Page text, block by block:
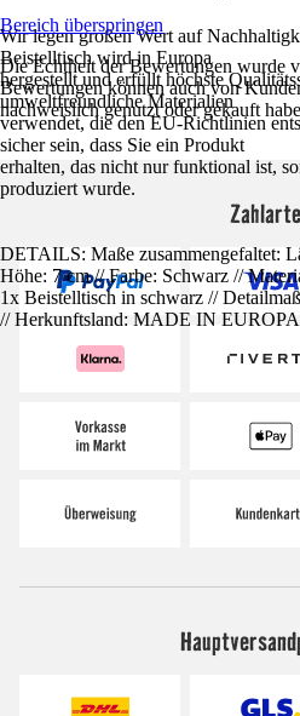
Wir legen großen Wert auf
Beistelltisch wird in Europa
hergestellt und erfüllt höchste
umweltfreundliche Materialien
verwendet, die den EU-Richtlinien
sicher sein, dass Sie ein Produkt
erhalten, das nicht nur funktional ist,
produziert wurde.
DETAILS: Maße zusammengefaltet:
Höhe: 7 cm // Farbe: Schwarz //
1x Beistelltisch in schwarz //
// Herkunftsland: MADE IN
Bereich überspringen
Die Echtheit der Bewertungen wurde
Bewertungen können auch von
nachweislich genutzt oder gekauft